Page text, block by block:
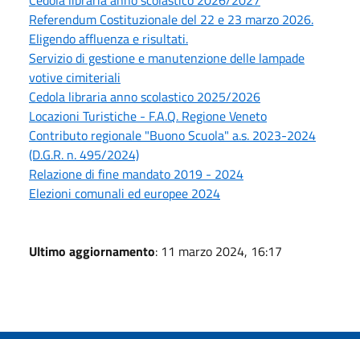
Referendum Costituzionale del 22 e 23 marzo 2026.
Eligendo affluenza e risultati.
Servizio di gestione e manutenzione delle lampade
votive cimiteriali
Cedola libraria anno scolastico 2025/2026
Locazioni Turistiche - F.A.Q. Regione Veneto
Contributo regionale "Buono Scuola" a.s. 2023-2024
(D.G.R. n. 495/2024)
Relazione di fine mandato 2019 - 2024
Elezioni comunali ed europee 2024
Ultimo aggiornamento: 11 marzo 2024, 16:17